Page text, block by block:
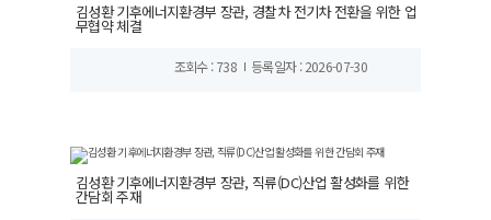
김성환 기후에너지환경부 장관, 경찰차 전기차 전환을 위한 업
무협약 체결
조회수 : 738 등록일자 : 2026-07-30
김성환 기후에너지환경부 장관, 직류(DC)산업 활성화를 위한
간담회 주재